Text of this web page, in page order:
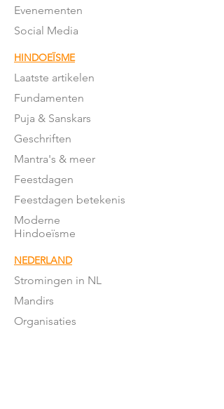
Evenementen
Social Media
HINDOEÏSME
Laatste artikelen
Fundamenten
Puja & Sanskars
Geschriften
Mantra's & meer
Feestdagen
Feestdagen betekenis
Moderne
Hindoeïsme
NEDERLAND
Stromingen in NL
Mandirs
Organisaties